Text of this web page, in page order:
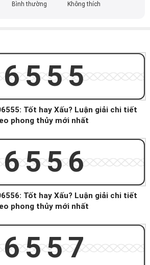
Bình thường Không thích
Tốt hay Xấu? Luận giải chi tiết
phong thủy mới nhất
Tốt hay Xấu? Luận giải chi tiết
phong thủy mới nhất